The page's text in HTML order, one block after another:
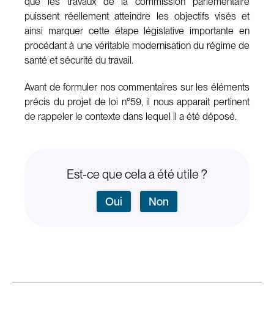
puissent réellement atteindre les objectifs visés et
ainsi marquer cette étape législative importante en
procédant à une véritable modernisation du régime de
santé et sécurité du travail.
Avant de formuler nos commentaires sur les éléments
précis du projet de loi n°59, il nous apparait pertinent
de rappeler le contexte dans lequel il a été déposé.
Est-ce que cela a été utile ?
Oui Non